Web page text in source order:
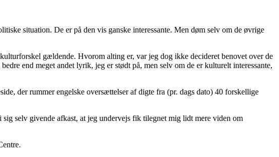
situation. De er på den vis ganske interessante. Men døm selv om de øvrige
gældende. Hvorom alting er, var jeg dog ikke decideret benovet over de
end meget andet lyrik, jeg er stødt på, men selv om de er kulturelt interessante,
der rummer engelske oversættelser af digte fra (pr. dags dato) 40 forskellige
selv givende afkast, at jeg undervejs fik tilegnet mig lidt mere viden om